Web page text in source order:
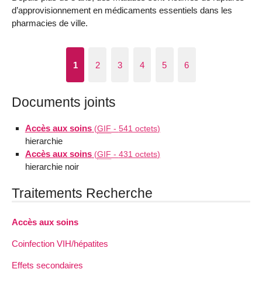
d’approvisionnement en médicaments essentiels dans les
pharmacies de ville.
1 2 3 4 5 6
Documents joints
Accès aux soins (GIF - 541 octets)
hierarchie
Accès aux soins (GIF - 431 octets)
hierarchie noir
Traitements Recherche
Accès aux soins
Coinfection VIH/hépatites
Effets secondaires